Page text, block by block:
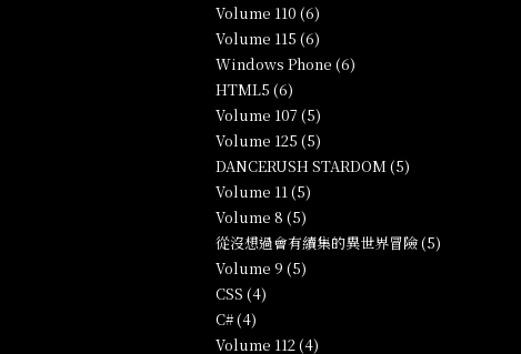
Volume 110 (6)
Volume 115 (6)
Windows Phone (6)
HTML5 (6)
Volume 107 (5)
Volume 125 (5)
DANCERUSH STARDOM (5)
Volume 11 (5)
Volume 8 (5)
從沒想過會有續集的異世界冒險 (5)
Volume 9 (5)
CSS (4)
C# (4)
Volume 112 (4)